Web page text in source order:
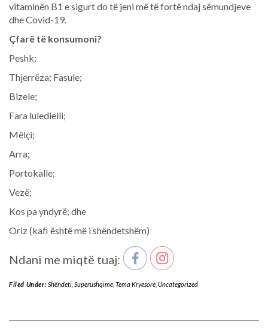
vitaminën B1 e sigurt do të jeni më të fortë ndaj sëmundjeve
dhe Covid-19.
Çfarë të konsumoni?
Peshk;
Thjerrëza; Fasule;
Bizele;
Fara luledielli;
Mëlçi;
Arra;
Portokalle;
Vezë;
Kos pa yndyrë; dhe
Oriz (kafi është më i shëndetshëm)
Ndani me miqtë tuaj:
Filed Under:Shëndeti, Superushqime, Tema Kryesore, Uncategorized